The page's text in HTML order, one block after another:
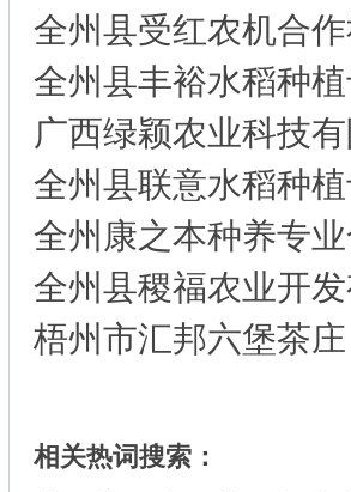
全州县受红农机合
全州县丰裕水稻种
广西绿颖农业科技有
全州县联意水稻种
全州康之本种养专
全州县稷福农业开发
梧州市汇邦六堡茶庄
相关热词搜索：